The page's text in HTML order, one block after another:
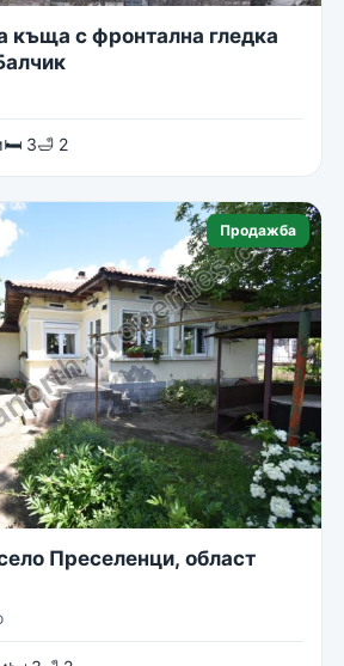
къща с фронтална гледка
🛏 3🛁 2
Продажба
Преселенци, област